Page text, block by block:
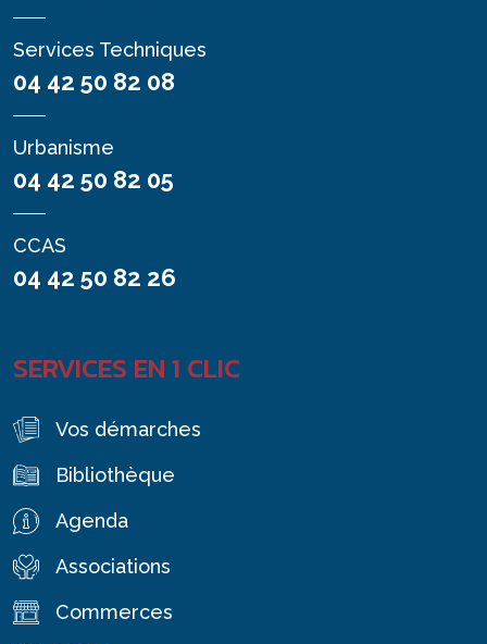
Services Techniques
04 42 50 82 08
Urbanisme
04 42 50 82 05
CCAS
04 42 50 82 26
SERVICES EN 1 CLIC
Vos démarches
Bibliothèque
Agenda
Associations
Commerces